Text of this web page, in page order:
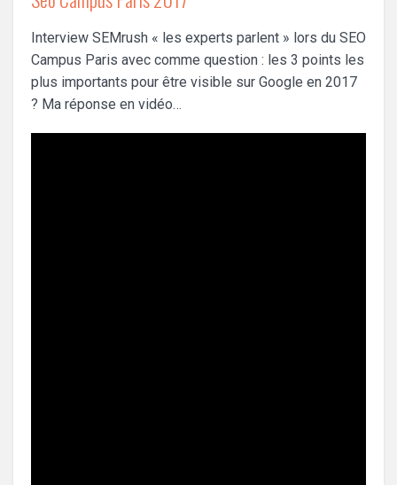
Interview SEMrush « les experts parlent » lors du SEO
Campus Paris avec comme question : les 3 points les
plus importants pour être visible sur Google en 2017
? Ma réponse en vidéo…